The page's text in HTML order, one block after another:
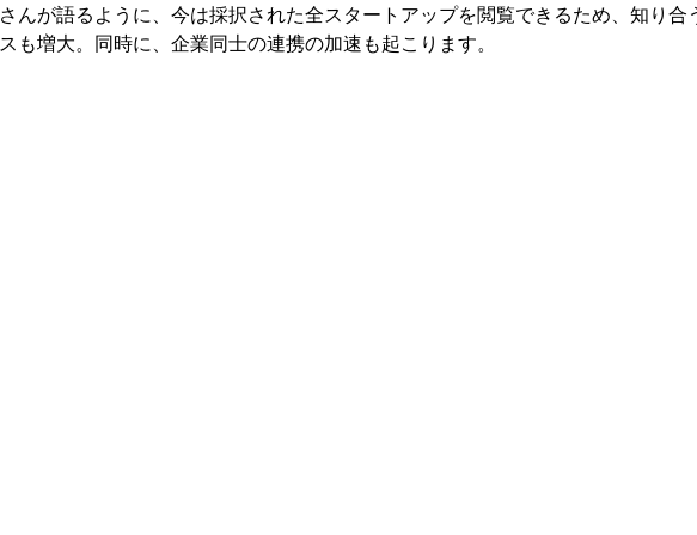
さんが語るように、今は採択された全スタートアップを閲覧できるため、知り合
スも増大。同時に、企業同士の連携の加速も起こります。